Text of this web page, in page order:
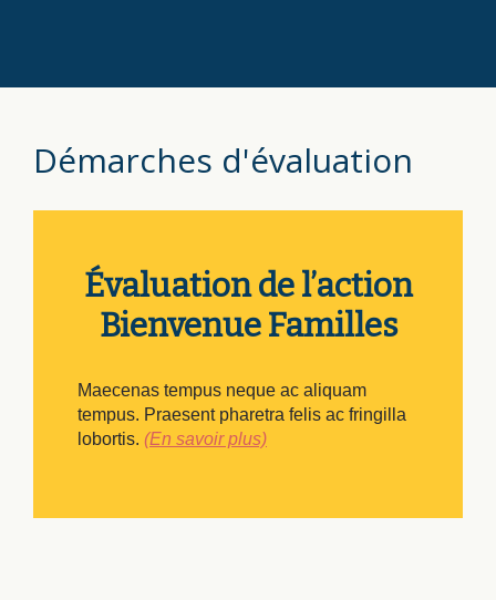
Démarches d'évaluation
Évaluation de l’action
Bienvenue Familles
Maecenas tempus neque ac aliquam
tempus. Praesent pharetra felis ac fringilla
lobortis. (En savoir plus)